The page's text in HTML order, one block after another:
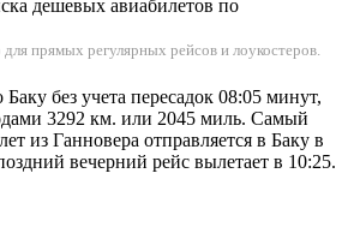
дешевых авиабилетов по
прямых регулярных рейсов и лоукостеров.
без учета пересадок 08:05 минут,
3292 км. или 2045 миль. Самый
из Ганновера отправляется в Баку в
вечерний рейс вылетает в 10:25.